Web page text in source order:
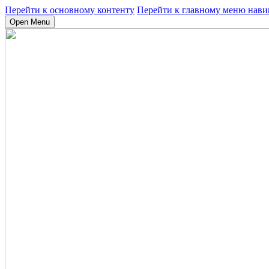
Перейти к основному контенту Перейти к главному меню
Open Menu